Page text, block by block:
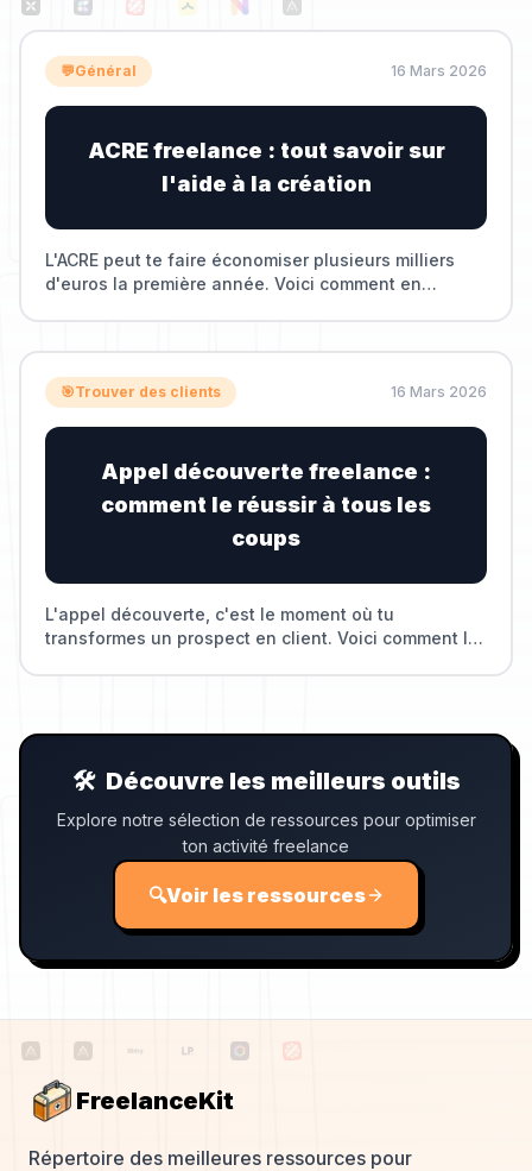
💬Général 16 Mars 2026
ACRE freelance : tout savoir sur
l'aide à la création
L'ACRE peut te faire économiser plusieurs milliers
d'euros la première année. Voici comment en
🎯Trouver des clients 16 Mars 2026
Appel découverte freelance :
comment le réussir à tous les
coups
L'appel découverte, c'est le moment où tu
transformes un prospect en client. Voici comment le
🛠️ Découvre les meilleurs outils
Explore notre sélection de ressources pour optimiser
ton activité freelance
🔍Voir les ressources
FreelanceKit
Répertoire des meilleures ressources pour